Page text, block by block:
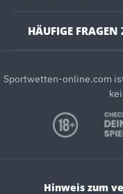
HÄUFIGE FRAGEN
Sportwetten-online.com
Hinweis zum